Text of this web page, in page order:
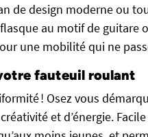
de design moderne ou
au motif de guitare
une mobilité qui ne
fauteuil roulant
! Osez vous
et d’énergie.